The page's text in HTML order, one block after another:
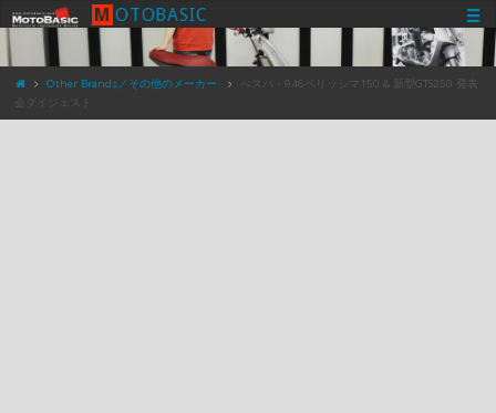
M OTOBASIC
Other Brands／その他のメーカー
べスパ・946ベリッシマ150 & 新型GTS250 発表
会ダイジェスト